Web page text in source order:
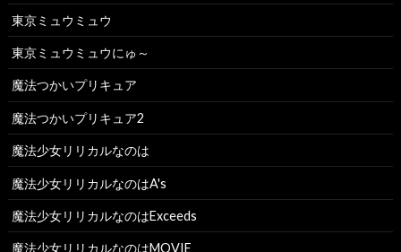
東京ミュウミュウ
東京ミュウミュウにゅ～
魔法つかいプリキュア
魔法つかいプリキュア2
魔法少女リリカルなのは
魔法少女リリカルなのはA's
魔法少女リリカルなのはExceeds
魔法少女リリカルなのはMOVIE